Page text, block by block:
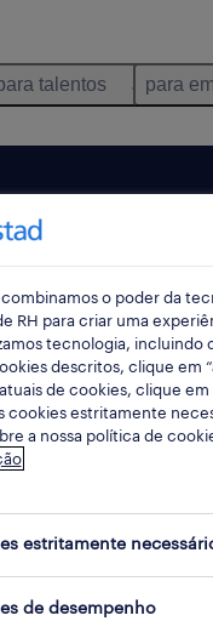
talentos para
para ti
1
combinamos o poder da
RH para criar uma
tecnologia, incluindo
descritos, clique em
de cookies, clique
cookies estritamente
a nossa política de
estritamente
de desempenho